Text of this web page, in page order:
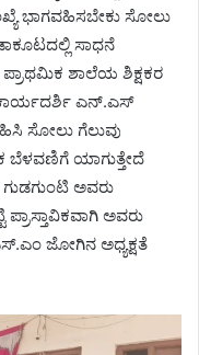
ಭಾಗವಹಿಸಬೇಕು ಸೋಲು
ಸಾಧನೆ
ಪ್ರಾಥಮಿಕ ಶಾಲೆಯ ಶಿಕ್ಷಕರ
ಕಾರ್ಯದರ್ಶಿ ಎನ್.ಎಸ್
ಸೋಲು ಗೆಲುವು
ಬೆಳವಣಿಗೆ ಯಾಗುತ್ತೇದೆ
ಗುಡಗುಂಟಿ ಅವರು
ಅವರು
ಜೋಗಿನ ಅಧ್ಯಕ್ಷತೆ